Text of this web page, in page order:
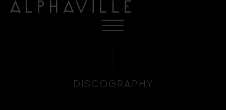
DISCOGRAPHY